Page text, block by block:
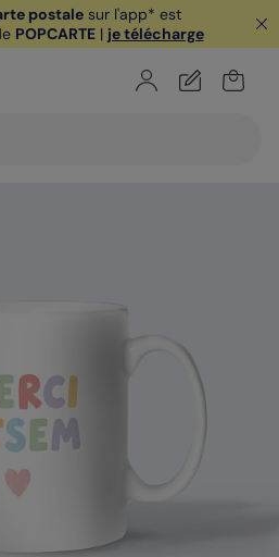
postale sur l'app* est
POPCARTE| je télécharge